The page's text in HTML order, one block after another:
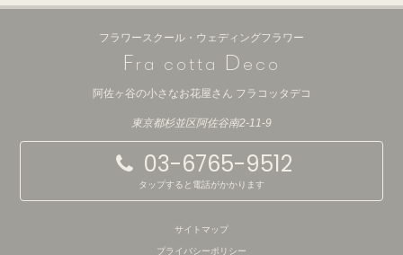
フラワースクール・ウェディングフラワー
Fra cotta D eco
阿佐ヶ谷の小さなお花屋さん フラコッタデコ
東京都杉並区阿佐谷南2-11-9
03-6765-9512
タップすると電話がかかります
サイトマップ
プライバシーポリシー